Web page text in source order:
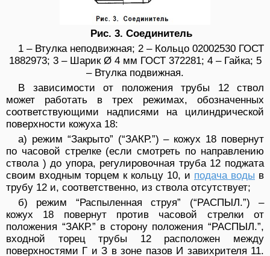
Рис. 3. Соединитель
1 – Втулка неподвижная; 2 – Кольцо 02002530 ГОСТ
1882973; 3 – Шарик Ø 4 мм ГОСТ 372281; 4 – Гайка; 5
– Втулка подвижная.
В зависимости от положения трубы 12 ствол
может работать в трех режимах, обозначенных
соответствующими надписями на цилиндрической
поверхности кожуха 18:
а) режим “Закрыто” (“ЗАКР.”) – кожух 18 повернут
по часовой стрелке (если смотреть по направлению
ствола ) до упора, регулировочная труба 12 поджата
своим входным торцем к кольцу 10, и подача воды в
трубу 12 и, соответственно, из ствола отсутствует;
б) режим “Распыленная струя” (“РАСПЫЛ.”) –
кожух 18 повернут против часовой стрелки от
положения “ЗАКР.” в сторону положения “РАСПЫЛ.”,
входной торец трубы 12 расположен между
поверхностями Г и З в зоне пазов И завихрителя 11.